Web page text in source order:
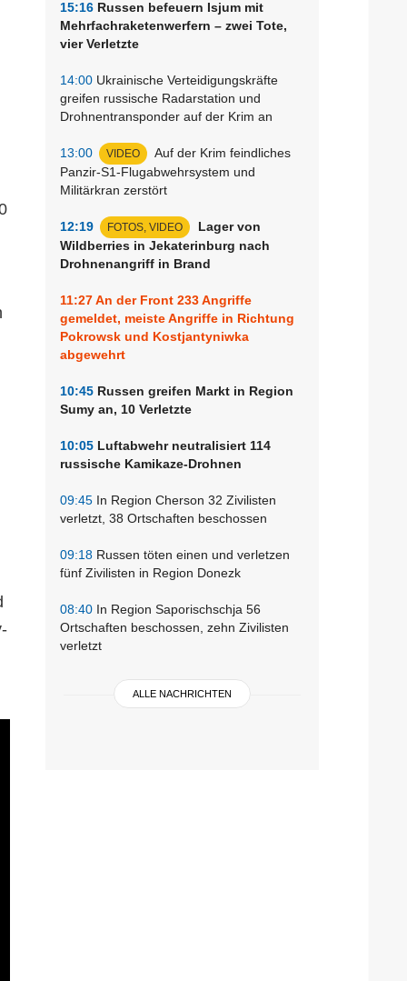
15:16 Russen befeuern Isjum mit
Mehrfachraketenwerfern – zwei Tote,
vier Verletzte
14:00 Ukrainische Verteidigungskräfte
greifen russische Radarstation und
Drohnentransponder auf der Krim an
13:00 VIDEO
Auf der Krim feindliches
Panzir-S1-Flugabwehrsystem und
Militärkran zerstört
12:19 FOTOS, VIDEO
Lager von
Wildberries in Jekaterinburg nach
Drohnenangriff in Brand
11:27An der Front 233 Angriffe
gemeldet, meiste Angriffe in Richtung
Pokrowsk und Kostjantyniwka
abgewehrt
10:45 Russen greifen Markt in Region
Sumy an, 10 Verletzte
10:05 Luftabwehr neutralisiert 114
russische Kamikaze-Drohnen
09:45 In Region Cherson 32 Zivilisten
verletzt, 38 Ortschaften beschossen
09:18 Russen töten einen und verletzen
fünf Zivilisten in Region Donezk
08:40 In Region Saporischschja 56
Ortschaften beschossen, zehn Zivilisten
verletzt
ALLE NACHRICHTEN